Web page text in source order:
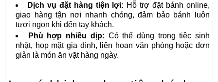
Dịch vụ đặt hàng tiện lợi: Hỗ trợ đặt bánh online,
giao hàng tận nơi nhanh chóng, đảm bảo bánh luôn
tươi ngon khi đến tay khách.
Phù hợp nhiều dịp: Có thể dùng trong tiệc sinh
nhật, họp mặt gia đình, liên hoan văn phòng hoặc đơn
giản là món ăn vặt hàng ngày.